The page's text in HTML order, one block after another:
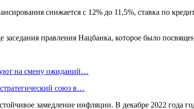
снижается с 12% до 11,5%, ставка по
правления Нацбанка, которое было
на смену ожиданий…
союз в…
замедление инфляции. В декабре 2022 года